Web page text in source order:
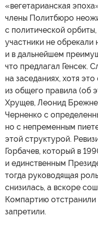
«вегетарианская
члены Политбюро
с политической
участники не
и в дальнейшем
что предлагал Генсек.
на заседаниях, хотя
из общего правила (об
Хрущев, Леонид
Черненко с
но с непременным
этой структурой.
Горбачев, который в
и единственным
тогда руководящая
снизилась, а вскоре
Компартию отстранили
запретили.